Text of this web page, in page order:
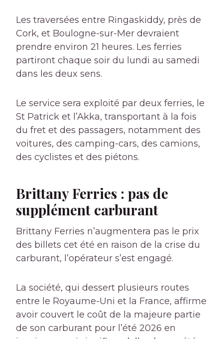
Les traversées entre Ringaskiddy, près de
Cork, et Boulogne-sur-Mer devraient
prendre environ 21 heures. Les ferries
partiront chaque soir du lundi au samedi
dans les deux sens.
Le service sera exploité par deux ferries, le
St Patrick et l’Akka, transportant à la fois
du fret et des passagers, notamment des
voitures, des camping-cars, des camions,
des cyclistes et des piétons.
Brittany Ferries : pas de
supplément carburant
Brittany Ferries n’augmentera pas le prix
des billets cet été en raison de la crise du
carburant, l’opérateur s’est engagé.
La société, qui dessert plusieurs routes
entre le Royaume-Uni et la France, affirme
avoir couvert le coût de la majeure partie
de son carburant pour l’été 2026 en